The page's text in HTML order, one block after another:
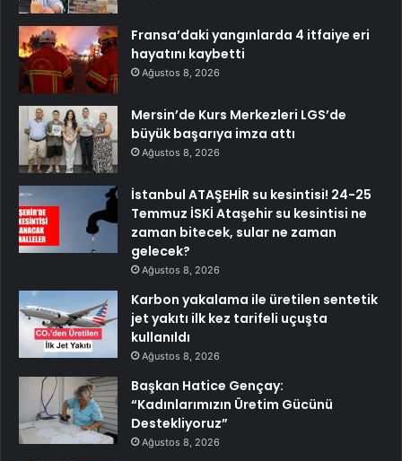
Fransa’daki yangınlarda 4 itfaiye eri
hayatını kaybetti
Ağustos 8, 2026
Mersin’de Kurs Merkezleri LGS’de
büyük başarıya imza attı
Ağustos 8, 2026
İstanbul ATAŞEHİR su kesintisi! 24-25
Temmuz İSKİ Ataşehir su kesintisi ne
zaman bitecek, sular ne zaman
gelecek?
Ağustos 8, 2026
Karbon yakalama ile üretilen sentetik
jet yakıtı ilk kez tarifeli uçuşta
kullanıldı
Ağustos 8, 2026
Başkan Hatice Gençay:
“Kadınlarımızın Üretim Gücünü
Destekliyoruz”
Ağustos 8, 2026